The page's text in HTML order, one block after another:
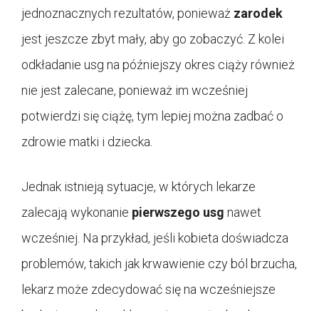
jednoznacznych rezultatów, ponieważ zarodek
jest jeszcze zbyt mały, aby go zobaczyć. Z kolei
odkładanie usg na późniejszy okres ciąży również
nie jest zalecane, ponieważ im wcześniej
potwierdzi się ciążę, tym lepiej można zadbać o
zdrowie matki i dziecka.
Jednak istnieją sytuacje, w których lekarze
zalecają wykonanie pierwszego usg nawet
wcześniej. Na przykład, jeśli kobieta doświadcza
problemów, takich jak krwawienie czy ból brzucha,
lekarz może zdecydować się na wcześniejsze